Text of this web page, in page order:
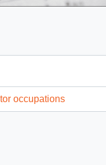
occupations